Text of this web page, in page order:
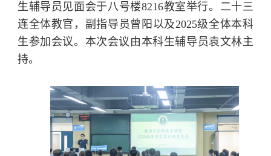
生辅导员见面会于八号楼8216教室举行。二十三
连全体教官，副指导员曾阳以及2025级全体本科
生参加会议。本次会议由本科生辅导员袁文林主
持。